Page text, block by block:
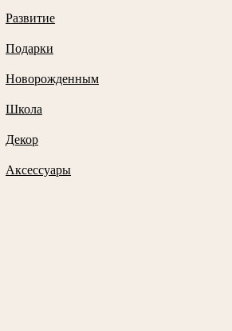
Развитие
Подарки
Новорожденным
Школа
Декор
Аксессуары